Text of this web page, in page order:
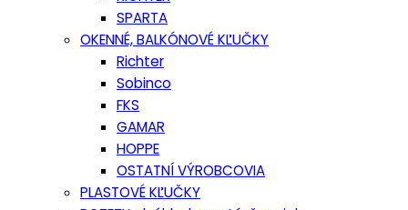
SPARTA
OKENNÉ, BALKÓNOVÉ KĽUČKY
Richter
Sobinco
FKS
GAMAR
HOPPE
OSTATNÍ VÝROBCOVIA
PLASTOVÉ KĽUČKY